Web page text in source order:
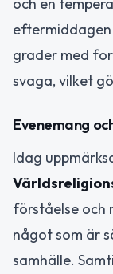
och en
eftermiddagen
grader med
svaga, vilket
Evenemang
Idag
förståelse och
något som är
samhälle.